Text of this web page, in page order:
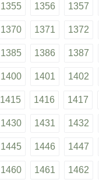
1355 1356 1357
1370 1371 1372
1385 1386 1387
1400 1401 1402
1415 1416 1417
1430 1431 1432
1445 1446 1447
1460 1461 1462